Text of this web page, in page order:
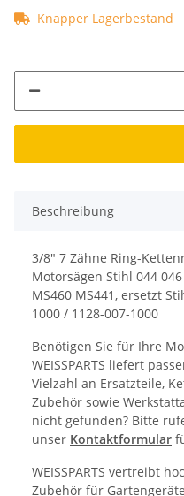
Knapper Lagerbestand
Beschreibung
3/8" 7 Zähne Ring-
Motorsägen Stihl 044
MS460 MS441, ersetzt
1000 / 1128-007-1000
Benötigen Sie für Ihre
WEISSPARTS liefert
Vielzahl an Ersatzteile,
Zubehör sowie
nicht gefunden? Bitte
unser Kontaktformular
WEISSPARTS vertreibt
Zubehör für